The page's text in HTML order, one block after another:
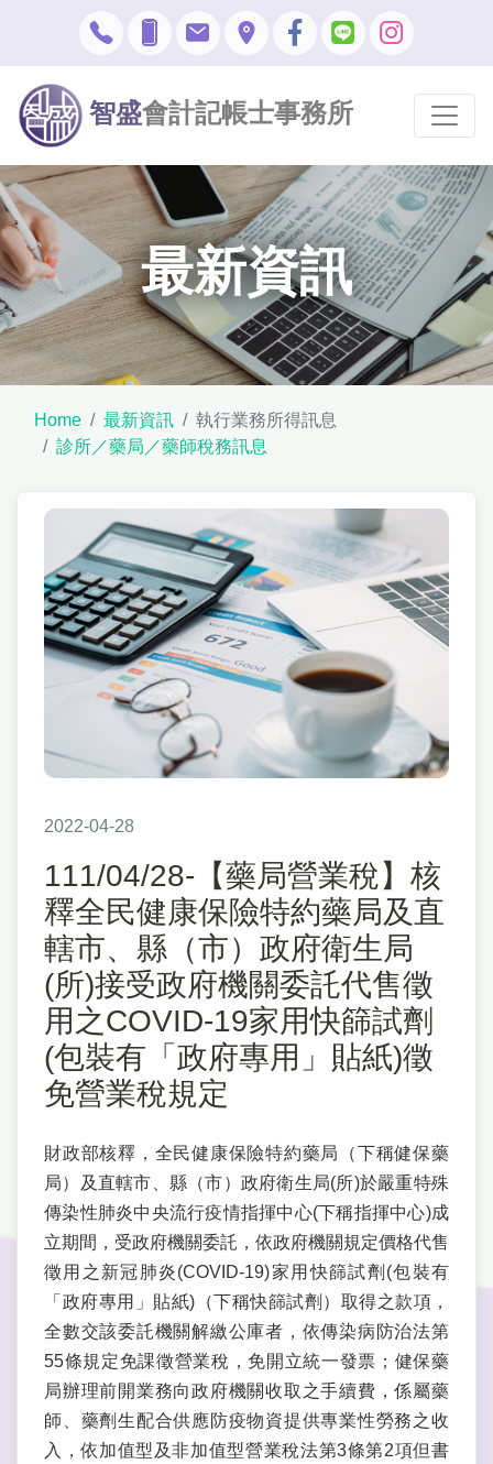
智盛會計記帳士事務所
最新資訊
Home 最新資訊
執行業務所得訊息
診所／藥局／藥師稅務訊息
2022-04-28
111/04/28-【藥局營業稅】核
釋全民健康保險特約藥局及直
轄市、縣（市）政府衛生局
(所)接受政府機關委託代售徵
用之COVID-19家用快篩試劑
(包裝有「政府專用」貼紙)徵
免營業稅規定
財政部核釋，全民健康保險特約藥局（下稱健保藥
局）及直轄市、縣（市）政府衛生局(所)於嚴重特殊
傳染性肺炎中央流行疫情指揮中心(下稱指揮中心)成
立期間，受政府機關委託，依政府機關規定價格代售
徵用之新冠肺炎(COVID-19)家用快篩試劑(包裝有
「政府專用」貼紙)（下稱快篩試劑）取得之款項，
全數交該委託機關解繳公庫者，依傳染病防治法第
55條規定免課徵營業稅，免開立統一發票；健保藥
局辦理前開業務向政府機關收取之手續費，係屬藥
師、藥劑生配合供應防疫物資提供專業性勞務之收
入，依加值型及非加值型營業稅法第3條第2項但書